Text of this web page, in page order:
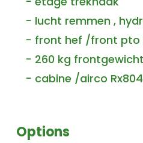
- lucht remmen ,
- front hef /front pto
- 260 kg
- cabine /airco
Options